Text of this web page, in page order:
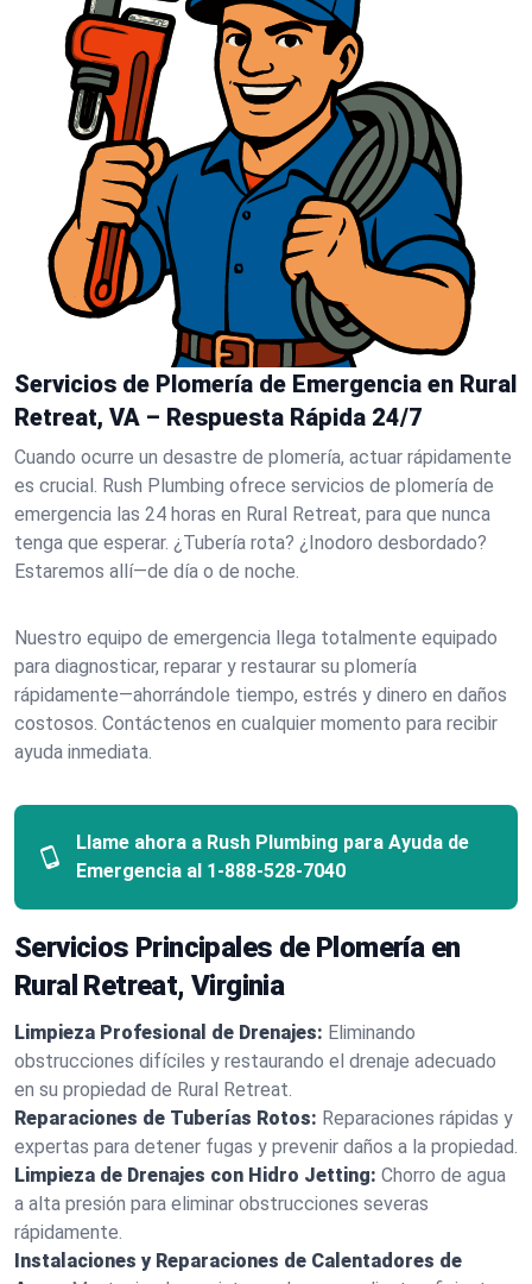
Servicios de Plomería de Emergencia en Rural
Retreat, VA – Respuesta Rápida 24/7
Cuando ocurre un desastre de plomería, actuar rápidamente
es crucial. Rush Plumbing ofrece servicios de plomería de
emergencia las 24 horas en Rural Retreat, para que nunca
tenga que esperar. ¿Tubería rota? ¿Inodoro desbordado?
Estaremos allí—de día o de noche.
Nuestro equipo de emergencia llega totalmente equipado
para diagnosticar, reparar y restaurar su plomería
rápidamente—ahorrándole tiempo, estrés y dinero en daños
costosos. Contáctenos en cualquier momento para recibir
ayuda inmediata.
Llame ahora a Rush Plumbing para Ayuda de
Emergencia al 1-888-528-7040
Servicios Principales de Plomería en
Rural Retreat, Virginia
Limpieza Profesional de Drenajes: Eliminando
obstrucciones difíciles y restaurando el drenaje adecuado
en su propiedad de Rural Retreat.
Reparaciones de Tuberías Rotos: Reparaciones rápidas y
expertas para detener fugas y prevenir daños a la propiedad.
Limpieza de Drenajes con Hidro Jetting: Chorro de agua
a alta presión para eliminar obstrucciones severas
rápidamente.
Instalaciones y Reparaciones de Calentadores de